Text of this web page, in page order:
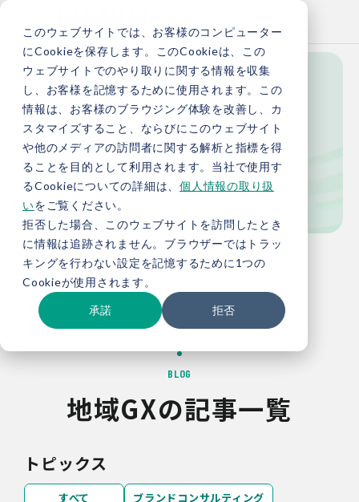
このウェブサイトでは、お客様のコンピューター
にCookieを保存します。このCookieは、この
ウェブサイトでのやり取りに関する情報を収集
し、お客様を記憶するために使用されます。この
情報は、お客様のブラウジング体験を改善し、カ
スタマイズすること、ならびにこのウェブサイト
や他のメディアの訪問者に関する解析と指標を得
ることを目的として利用されます。当社で使用す
るCookieについての詳細は、 個人情報の取り扱
いをご覧ください。
拒否した場合、このウェブサイトを訪問したとき
に情報は追跡されません。ブラウザーではトラッ
キングを行わない設定を記憶するために1つの
Cookieが使用されます。
承諾 拒否
Blog
ブログ
TOP お役立ち情報 ブログ
BLOG
地域GXの記事一覧
トピックス
すべて
ブランドコンサルティング